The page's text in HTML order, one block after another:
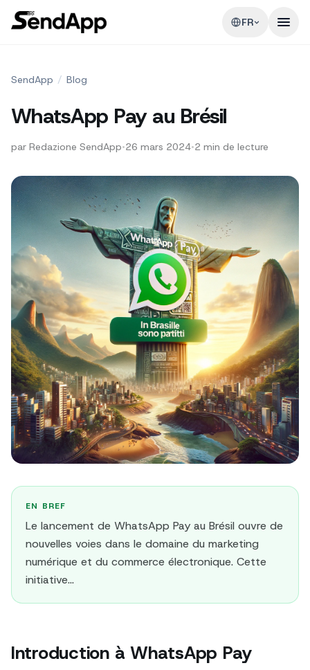
FR
SendApp / Blog
WhatsApp Pay au Brésil
par Redazione SendApp•26 mars 2024•2 min de lecture
EN BREF
Le lancement de WhatsApp Pay au Brésil ouvre de
nouvelles voies dans le domaine du marketing
numérique et du commerce électronique. Cette
initiative...
Introduction à WhatsApp Pay